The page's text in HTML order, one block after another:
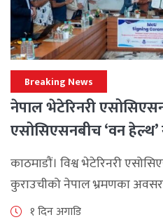
Breaking News
नेपाल भेटेरिनरी
एसोसिएसनबीच ‘वन हेल्थ’
समझदारी
काठमाडौं। विश्व भेटेरिनरी
कुराउचीको नेपाल भ्रमणका
एसोसिएसनले अन्तर्राष्ट्रिय
१ दिन अगाडि